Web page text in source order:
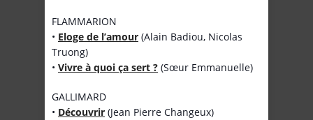
FLAMMARION
• Eloge de l’amour (Alain Badiou, Nicolas
Truong)
• Vivre à quoi ça sert ? (Sœur Emmanuelle)
GALLIMARD
• Découvrir (Jean Pierre Changeux)